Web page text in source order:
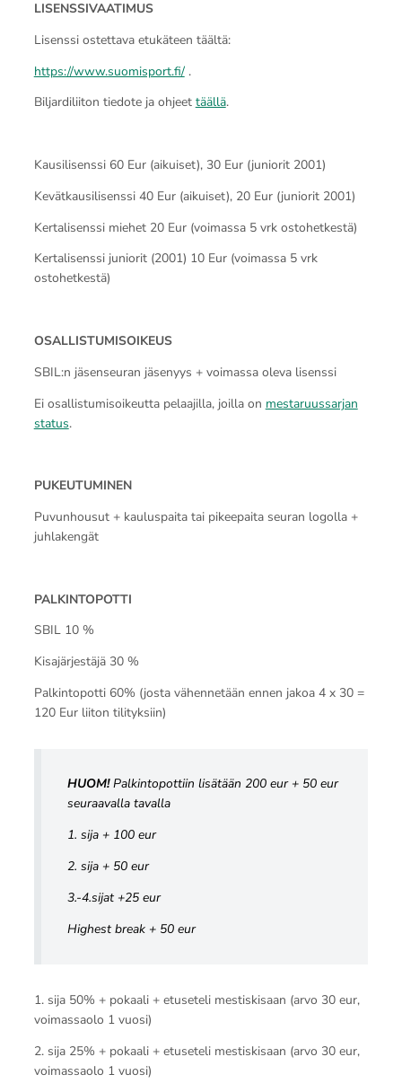
LISENSSIVAATIMUS
Lisenssi ostettava etukäteen täältä:
https://www.suomisport.fi/.
Biljardiliiton tiedote ja ohjeet täällä.
Kausilisenssi 60 Eur (aikuiset), 30 Eur (juniorit 2001)
Kevätkausilisenssi 40 Eur (aikuiset), 20 Eur (juniorit 2001)
Kertalisenssi miehet 20 Eur (voimassa 5 vrk ostohetkestä)
Kertalisenssi juniorit (2001) 10 Eur (voimassa 5 vrk
ostohetkestä)
OSALLISTUMISOIKEUS
SBIL:n jäsenseuran jäsenyys + voimassa oleva lisenssi
Ei osallistumisoikeutta pelaajilla, joilla on mestaruussarjan
status.
PUKEUTUMINEN
Puvunhousut + kauluspaita tai pikeepaita seuran logolla +
juhlakengät
PALKINTOPOTTI
SBIL 10 %
Kisajärjestäjä 30 %
Palkintopotti 60% (josta vähennetään ennen jakoa 4 x 30 =
120 Eur liiton tilityksiin)
HUOM!Palkintopottiin lisätään 200 eur + 50 eur
seuraavalla tavalla
1. sija + 100 eur
2. sija + 50 eur
3.-4.sijat +25 eur
Highest break + 50 eur
1. sija 50% + pokaali + etuseteli mestiskisaan (arvo 30 eur,
voimassaolo 1 vuosi)
2. sija 25% + pokaali + etuseteli mestiskisaan (arvo 30 eur,
voimassaolo 1 vuosi)